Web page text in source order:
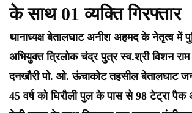
के साथ 01 व्यक्ति गिरफ्तार
थानाध्यक्ष बेतालघाट अनीश अहमद के नेतृत्व में
अभियुक्त त्रिलोक चंद्र पुत्र स्व.श्री विशन राम
दनखौरी पो. ओ. ऊंचाकोट तहसील बेतालघाट
45 वर्ष को घिरौली पुल के पास से 98 टेट्रा पैक